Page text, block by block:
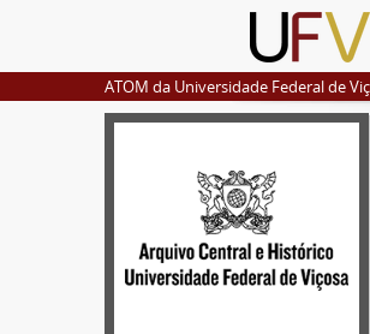
ATOM da Universidade Federal de